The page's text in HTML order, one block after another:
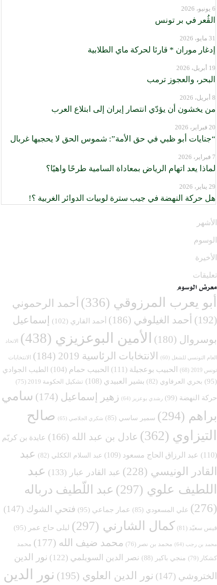
6 يونيو، 2026
الڨُعر في بر تونس
31 مايو، 2026
إدغار موران * قارئا لحركة ماي الطلابية
19 أبريل، 2026
البحر، والعجوز ترمب
8 أبريل، 2026
من يخشون أن يؤدّي انتصار إيران إلى ابتلاع العرب
20 فبراير، 2026
“جنايات أبو ظبي في حق الأمة”: شموس الحق لا يحجبها غربال
7 فبراير، 2026
لماذا يعد اتهام الرياض بمعاداة السامية طرحًا واهيًا؟
29 يناير، 2026
هل حركة النهضة في جيب سترة لوبيات الدوائر الغربية ؟!
الأشهر
الوسوم
الأخيرة
تعليقات
معرض الوسوم
أبو يعرب المرزوقي (336)
أحمد الرحموني
(192)
أحمد الغيلوفي (186) أحمد القاري (102)
إسماعيل
بوسروال (180) الأمين البوعزيزي (438) الاتحاد
العام التونسي للشغل (60) الانتخابات الرئاسية 2019 (184)
الانتخابات
تونس 2019
(68) الحبيب بوعجيلة (111) الحبيب حمام (104)
الطيب الجوادي
(95)
بحري العرفاوي (82) بشير العبيدي (108) تشكيل الحكومة 2019 (75)
حركة النهضة (99) رشدي بوعزيز (64) زهير إسماعيل (174)
سامي
براهم (294) سمير ساسي (85) شكري الجلاصي (65)
صالح
التيزاوي (362) عادل بن عبد الله (166)
عايدة بن كريّم
(110)
عبد الرزاق الحاج مسعود (109) عبد السلام الككلي (82)
عبد
القادر الونيسي (228) عبد القادر عبار (133)
عبد
اللطيف علوي (297)
عبد اللّطيف درباله
(276)
علي المسعودي (85) عمار جماعي (95) فتحي الشوك (147)
قيس سعيّد (81) كمال الشارني (297) ليلى حاج عمر (95)
محمد بن رجب (64) محمد بن نصر (76) محمد ضيف الله (177)
محمد
كشكار (79) منجي باكير (88) نصر الدين السويلمي (122)
نور الدين
الختروشي (147) نور الدين العلوي (195) نور الدين